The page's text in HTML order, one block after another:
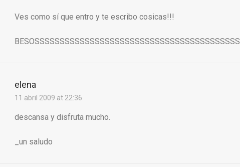
Ves como sí que entro y te escribo cosicas!!!
BESOSSSSSSSSSSSSSSSSSSSSSSSSSSSSSSSSSSSSSSSSS
elena
11 abril 2009 at 22:36
descansa y disfruta mucho.
_un saludo